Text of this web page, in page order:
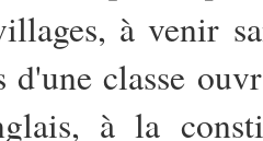
à venir
d'une classe
à la